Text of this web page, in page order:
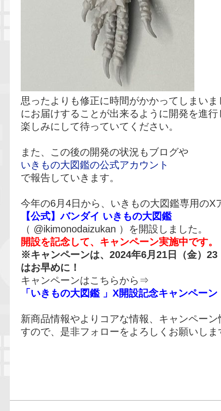
思ったよりも修正に時間がかかってしまい
にお届けすることが出来るように開発を進
楽しみにして待っていてください。
また、この後の開発の状況もブログや
いきもの大図鑑の公式アカウント
で報告していきます。
今年の6月4日から、いきもの大図鑑専用のX
【公式】バンダイ いきもの大図鑑
（ @ikimonodaizukan ）を開設しました。
開設を記念して、キャンペーン実施中です
※キャンペーンは、2024年6月21日（金）
はお早めに！
キャンペーンはこちらから⇒
「いきもの大図鑑」X開設記念キャンペーン
新商品情報やよりコアな情報、キャンペー
すので、是非フォローをよろしくお願いしま